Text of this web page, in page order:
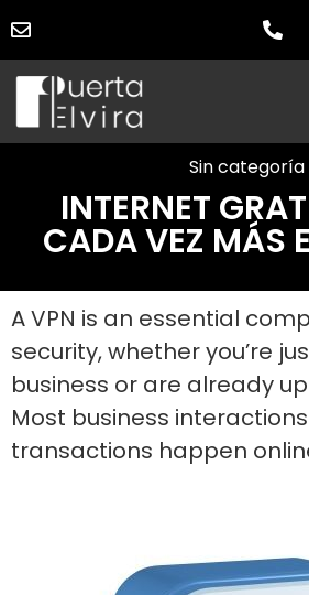
Sin categoría
INTERNET
CADA VEZ MÁS
A VPN is an essential
security, whether you’re
business or are already
Most business
transactions happen